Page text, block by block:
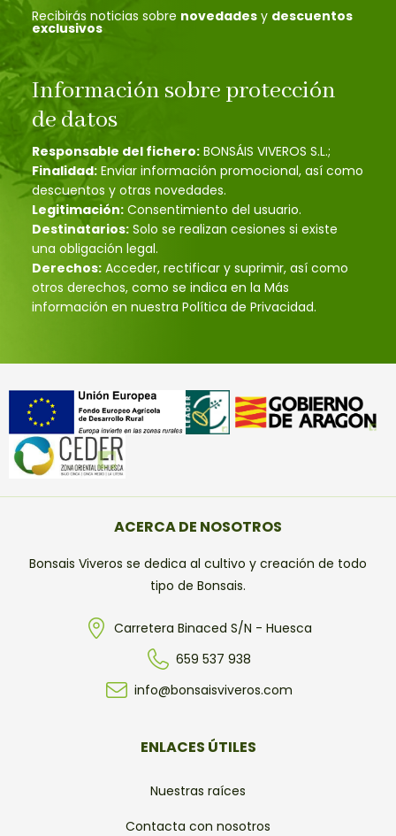
Recibirás noticias sobre novedades y descuentos
exclusivos
Información sobre protección
de datos
Responsable del fichero: BONSÁIS VIVEROS S.L.;
Finalidad: Enviar información promocional, así como
descuentos y otras novedades.
Legitimación: Consentimiento del usuario.
Destinatarios: Solo se realizan cesiones si existe
una obligación legal.
Derechos: Acceder, rectificar y suprimir, así como
otros derechos, como se indica en la Más
información en nuestra Política de Privacidad.
ACERCA DE NOSOTROS
Bonsais Viveros se dedica al cultivo y creación de todo
tipo de Bonsais.
Carretera Binaced S/N - Huesca
659 537 938
info@bonsaisviveros.com
ENLACES ÚTILES
Nuestras raíces
Contacta con nosotros